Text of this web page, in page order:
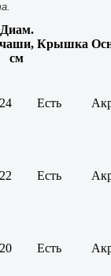
Диам.
чаши,
см
Крышка
24 Есть
22 Есть
20 Есть